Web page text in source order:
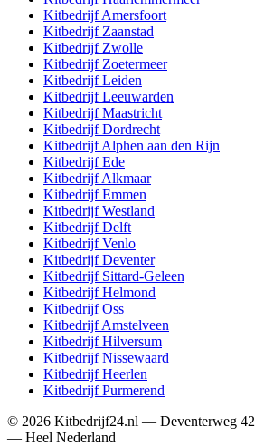
KitbedrijfAmersfoort
Kitbedrijf Zaanstad
Kitbedrijf Zwolle
Kitbedrijf Zoetermeer
KitbedrijfLeiden
KitbedrijfLeeuwarden
KitbedrijfMaastricht
KitbedrijfDordrecht
KitbedrijfAlphen aan den Rijn
KitbedrijfEde
KitbedrijfAlkmaar
KitbedrijfEmmen
KitbedrijfWestland
KitbedrijfDelft
KitbedrijfVenlo
KitbedrijfDeventer
Kitbedrijf Sittard-Geleen
KitbedrijfHelmond
KitbedrijfOss
KitbedrijfAmstelveen
KitbedrijfHilversum
KitbedrijfNissewaard
KitbedrijfHeerlen
KitbedrijfPurmerend
© 2026 Kitbedrijf24.nl — Deventerweg 42
— Heel Nederland